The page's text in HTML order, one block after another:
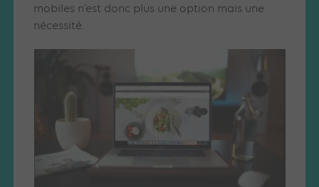
mobiles n’est donc plus une option mais une
nécessité.